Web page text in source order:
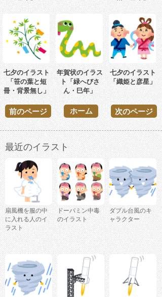
七夕のイラスト
「笹の葉と短
冊・背景無し」
年賀状のイラス
ト「緑へびさ
ん・巳年」
七夕のイラスト
「織姫と彦星」
前のページ 次のページ
ホーム
最近のイラスト
扇風機を服の中
に入れる人のイ
ラスト
ドーパミン中毒
のイラスト
ダブル台風のキ
ャラクター